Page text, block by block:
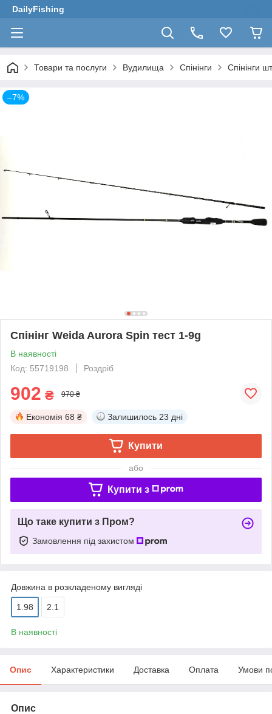
DailyFishing
Товари та послуги Вудилища Спінінги Спінінги
–7%
Спінінг Weida Aurora Spin тест 1-9g
В наявності
Код: 55719198
Роздріб
902 ₴ 970 ₴
Економія 68 ₴ Залишилось 23 дні
Купити
або
Купити з
Що таке купити з Пром?
Замовлення під захистом
Довжина в розкладеному вигляді
1.98 2.1
В наявності
Опис Характеристики Доставка Оплата Умови
Опис